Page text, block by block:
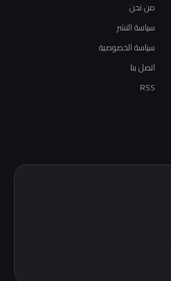
من نحن
سياسة النشر
سياسة الخصوصية
اتصل بنا
RSS